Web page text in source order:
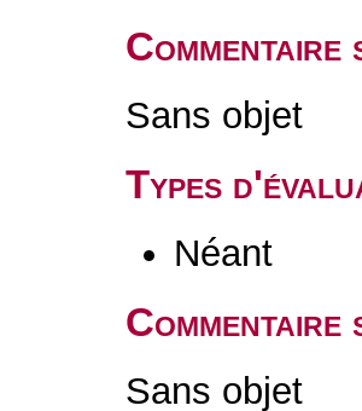
Sans objet
Types
Néant
Sans objet